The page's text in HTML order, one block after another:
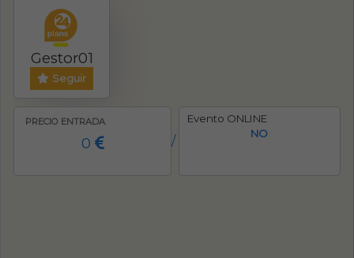
Gestor01
Seguir
PRECIO ENTRADA
0 /
Evento ONLINE
NO